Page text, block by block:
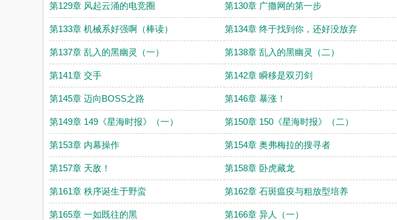
第129章 风起云涌的电竞圈 第130章 广撒网的第一步
第133章 机械系好强啊（棒读） 第134章 终于找到你，还好没放弃
第137章 乱入的黑幽灵（一） 第138章 乱入的黑幽灵（二）
第141章 交手 第142章 瞬移是双刃剑
第145章 迈向BOSS之路 第146章 暴涨！
第149章 149《星海时报》（一） 第150章 150《星海时报》（二）
第153章 内幕操作 第154章 奥弗梅拉的搜寻者
第157章 天敌！ 第158章 卧虎藏龙
第161章 秩序诞生于野蛮 第162章 石斑瘟疫与粗放型培养
第165章 一如既往的黑 第166章 异人（一）